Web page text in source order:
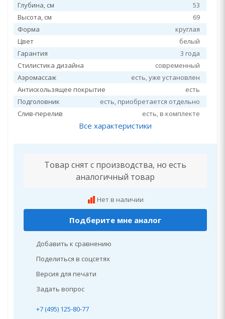
Глубина, см
53
Высота, см
69
Форма
круглая
Цвет
белый
Гарантия
3 года
Стилистика дизайна
современный
Аэромассаж
есть, уже установлен
Антискользящее покрытие
есть
Подголовник
есть, приобретается отдельно
Слив-перелив
есть, в комплекте
Все характеристики
Товар снят с производства, но есть
аналогичный товар
Нет в наличии
Подберите мне аналог
Добавить к сравнению
Поделиться в соцсетях
Версия для печати
Задать вопрос
+7 (495) 125-80-77